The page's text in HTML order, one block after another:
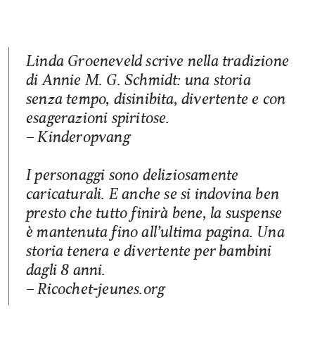
Linda Groeneveld scrive nella tradizione
di Annie M. G. Schmidt: una storia
senza tempo, disinibita, divertente e con
esagerazioni spiritose.
– Kinderopvang
I personaggi sono deliziosamente
caricaturali. E anche se si indovina ben
presto che tutto finirà bene, la suspense
è mantenuta fino all’ultima pagina. Una
storia tenera e divertente per bambini
dagli 8 anni.
– Ricochet-jeunes.org